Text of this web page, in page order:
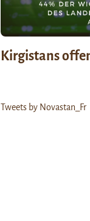
Kirgistans
Tweets by Novastan_Fr